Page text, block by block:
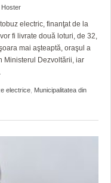
Hoster
electric, finanţat de la
fi livrate două loturi, de 32,
mai aşteaptă, oraşul a
Ministerul Dezvoltării, iar
electrice Municipalitatea din